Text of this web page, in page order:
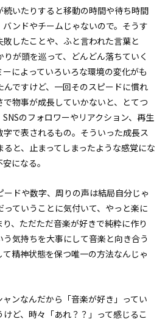
いたりすると移動の時間や待ち時間
ンドやチームじゃないので。そうす
したことや、ふと言われた言葉と
が頭を巡って、どんどん落ちていく
によっていろいろな環境の変化がも
ですけど、一回そのスピードに慣れ
物事が成長していかないと、とてつ
のフォロワーやリアクション、再生
で表されるもの。そういった成長ス
と、止まってしまったような感覚にな
になる。
ドや数字、周りの声は結局自分じゃ
ていうことに気付いて、やっと楽に
、ただただ音楽が好きで純粋に作り
気持ちを大事にして音楽と向き合う
精神状態を保つ唯一の方法なんじゃ
ンなんだから「音楽が好き」ってい
ど、時々「あれ？？」って感じるこ